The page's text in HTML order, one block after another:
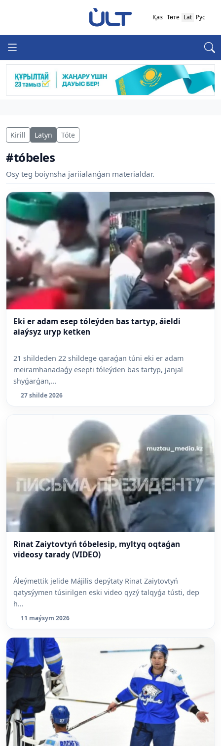
Қаз Төте Lat Рус
Kirill Latyn Tóte
#tóbeles
Osy teg boiynsha jariialanǵan materialdar.
Eki er adam esep tóleýden bas tartyp, áieldi
aiaýsyz uryp ketken
21 shildeden 22 shildege qaraǵan túni eki er adam
meiramhanadaǵy esepti tóleýden bas tartyp, janjal
shyǵarǵan,...
27 shilde 2026
Rinat Zaiytovtyń tóbelesip, myltyq oqtaǵan
videosy tarady (VIDEO)
Áleýmettik jelide Májilis depýtaty Rinat Zaiytovtyń
qatysýymen túsirilgen eski video qyzý talqyǵa tústi, dep
h...
11 maýsym 2026